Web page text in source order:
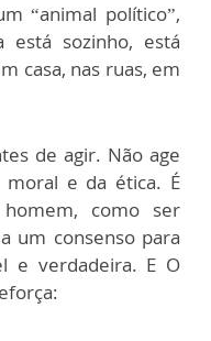
“animal político”,
sozinho, está
casa, nas ruas, em
de agir. Não age
e da ética. É
como ser
um consenso para
e verdadeira. E O